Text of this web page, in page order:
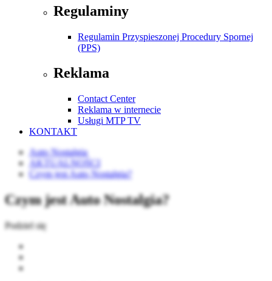
Regulaminy
Regulamin Przyspieszonej Procedury Spornej
(PPS)
Reklama
Contact Center
Reklama w internecie
Usługi MTP TV
KONTAKT
Auto Nostalgia
AKTUALNOŚCI
Czym jest Auto Nostalgia?
Czym jest Auto Nostalgia?
Podziel się